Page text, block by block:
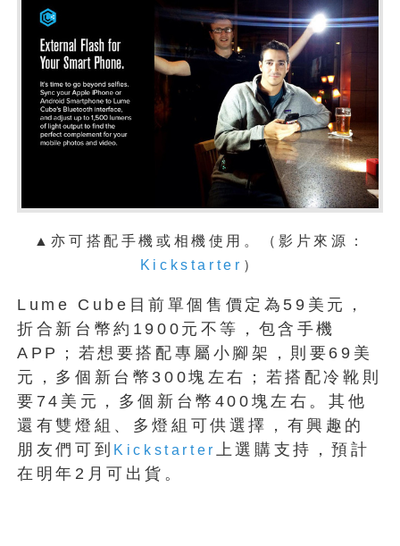
▲亦可搭配手機或相機使用。（影片來源：
Kickstarter ）
Lume Cube目前單個售價定為59美元，
折合新台幣約1900元不等，包含手機
APP；若想要搭配專屬小腳架，則要69美
元，多個新台幣300塊左右；若搭配冷靴則
要74美元，多個新台幣400塊左右。其他
還有雙燈組、多燈組可供選擇，有興趣的
朋友們可到 Kickstarter
上選購支持，預計
在明年2月可出貨。